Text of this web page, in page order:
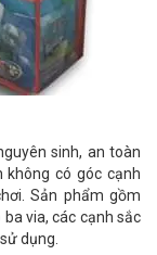
sinh, an toàn
không có góc cạnh
Sản phẩm gồm
via, các cạnh sắc
dụng.